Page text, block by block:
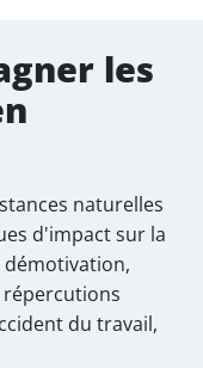
les
naturelles
d'impact sur la
démotivation,
du travail,